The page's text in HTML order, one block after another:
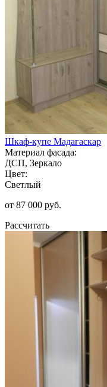
Шкаф-купе Мадагаскар
Материал фасада:
ДСП, Зеркало
Цвет:
Светлый
от 87 000 руб.
Рассчитать